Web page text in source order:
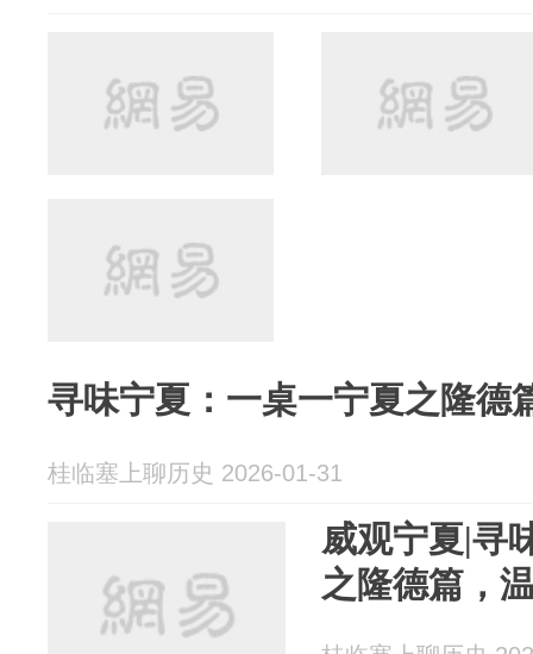
寻味宁夏：一桌一宁夏之隆德
桂临塞上聊历史 2026-01-31
威观宁夏|寻
之隆德篇，